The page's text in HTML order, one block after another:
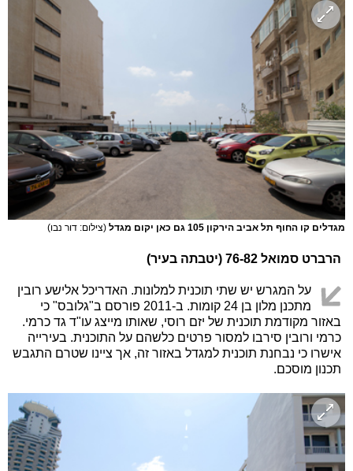
מגדלים קו החוף תל אביב הירקון 105 גם כאן יקום מגדל (צילום: דור נבו)
הרברט סמואל 76-82 (יטבתה בעיר)
על המגרש יש שתי תוכנית למלונות. האדריכל אלישע רובין
מתכנן מלון בן 24 קומות. ב-2011 פורסם ב"גלובס" כי
באזור מקודמת תוכנית של יזם רוסי, שאותו מייצג עו"ד גד כרמי.
כרמי ורובין סירבו למסור פרטים כלשהם על התוכנית. בעירייה
אישרו כי נבחנת תוכנית למגדל באזור זה, אך ציינו שטרם התגבש
תכנון מוסכם.